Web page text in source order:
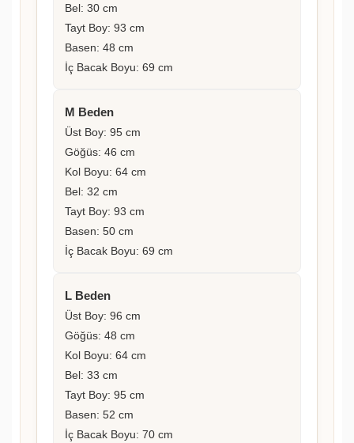
Bel: 30 cm
Tayt Boy: 93 cm
Basen: 48 cm
İç Bacak Boyu: 69 cm
M Beden
Üst Boy: 95 cm
Göğüs: 46 cm
Kol Boyu: 64 cm
Bel: 32 cm
Tayt Boy: 93 cm
Basen: 50 cm
İç Bacak Boyu: 69 cm
L Beden
Üst Boy: 96 cm
Göğüs: 48 cm
Kol Boyu: 64 cm
Bel: 33 cm
Tayt Boy: 95 cm
Basen: 52 cm
İç Bacak Boyu: 70 cm